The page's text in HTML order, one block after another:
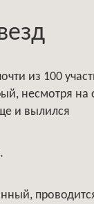
из 100
несмотря
и вылился